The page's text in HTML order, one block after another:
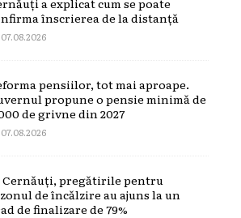
înscrierea de la distanță
07.08.2026
pensiilor, tot mai aproape.
propune o pensie minimă de
de grivne din 2027
07.08.2026
Cernăuți, pregătirile pentru
de încălzire au ajuns la un
de finalizare de 79%